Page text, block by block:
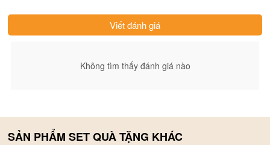
Viết đánh giá
Không tìm thấy đánh giá nào
SẢN PHẨM SET QUÀ TẶNG KHÁC